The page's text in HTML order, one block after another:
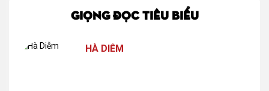
GIỌNG ĐỌC TIÊU BIỂU
HÀ DIỄM